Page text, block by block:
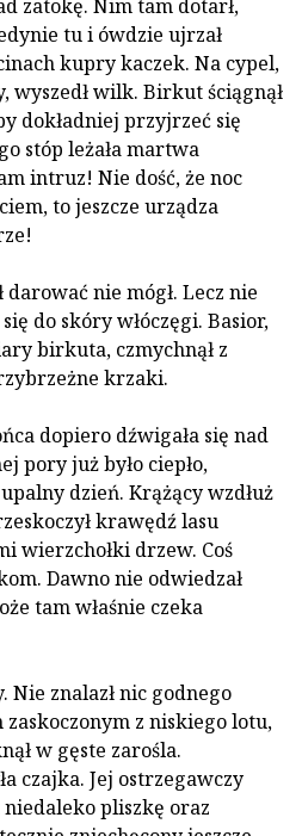
zatokę. Nim tam dotarł,
tu i ówdzie ujrzał
kupry kaczek. Na cypel,
wyszedł wilk. Birkut ściągnął
dokładniej przyjrzeć się
stóp leżała martwa
intruz! Nie dość, że noc
to jeszcze urządza
nie mógł. Lecz nie
do skóry włóczęgi. Basior,
birkuta, czmychnął z
krzaki.
dopiero dźwigała się nad
pory już było ciepło,
dzień. Krążący wzdłuż
krawędź lasu
wierzchołki drzew. Coś
Dawno nie odwiedzał
tam właśnie czeka
Nie znalazł nic godnego
z niskiego lotu,
w gęste zarośla.
czajka. Jej ostrzegawczy
pliszkę oraz